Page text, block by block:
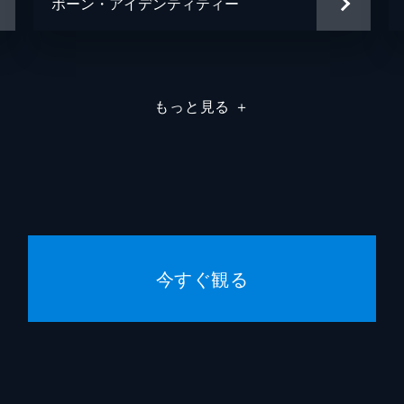
もっと見る ＋
今すぐ観る